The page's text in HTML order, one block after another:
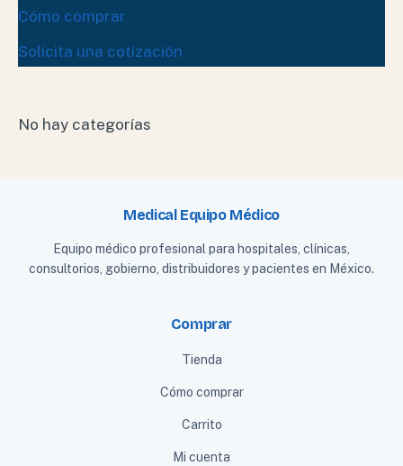
Cómo comprar
Solicita una cotización
No hay categorías
Medical Equipo Médico
Equipo médico profesional para hospitales, clínicas,
consultorios, gobierno, distribuidores y pacientes en México.
Comprar
Tienda
Cómo comprar
Carrito
Mi cuenta